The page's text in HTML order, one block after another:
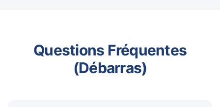
Questions Fréquentes
(Débarras)